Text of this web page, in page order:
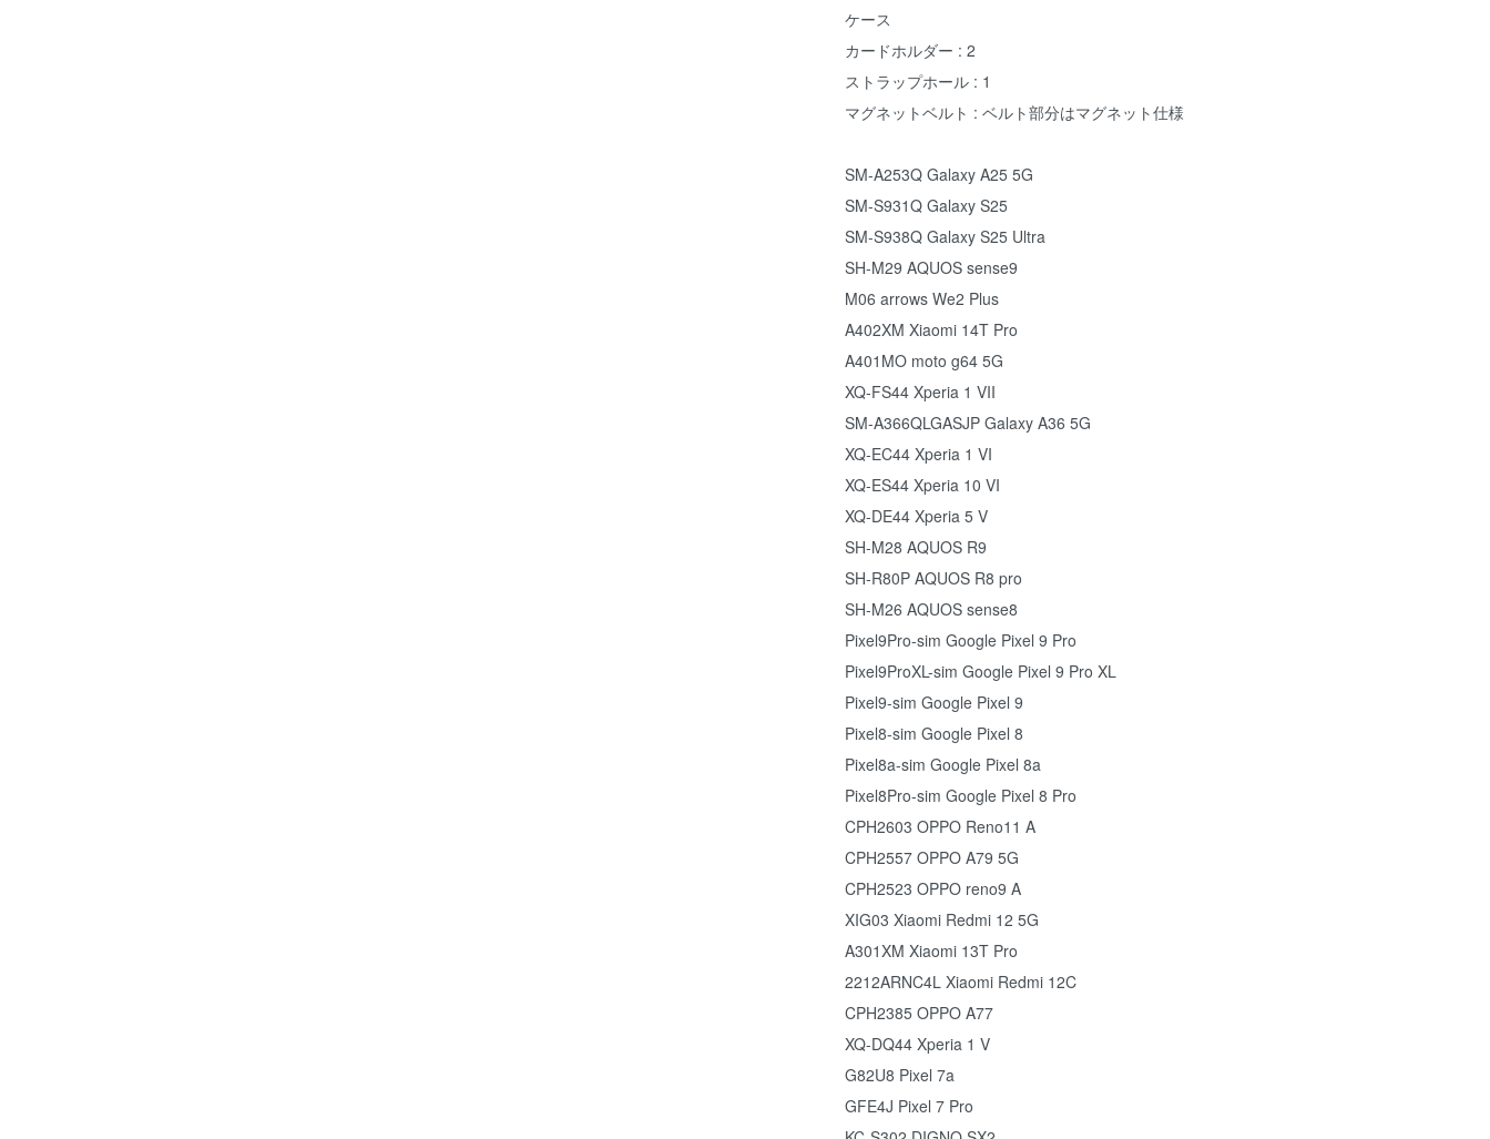
ケース
カードホルダー : 2
ストラップホール : 1
マグネットベルト : ベルト部分はマグネット仕様
SM-A253Q Galaxy A25 5G
SM-S931Q Galaxy S25
SM-S938Q Galaxy S25 Ultra
SH-M29 AQUOS sense9
M06 arrows We2 Plus
A402XM Xiaomi 14T Pro
A401MO moto g64 5G
XQ-FS44 Xperia 1 VII
SM-A366QLGASJP Galaxy A36 5G
XQ-EC44 Xperia 1 VI
XQ-ES44 Xperia 10 VI
XQ-DE44 Xperia 5 V
SH-M28 AQUOS R9
SH-R80P AQUOS R8 pro
SH-M26 AQUOS sense8
Pixel9Pro-sim Google Pixel 9 Pro
Pixel9ProXL-sim Google Pixel 9 Pro XL
Pixel9-sim Google Pixel 9
Pixel8-sim Google Pixel 8
Pixel8a-sim Google Pixel 8a
Pixel8Pro-sim Google Pixel 8 Pro
CPH2603 OPPO Reno11 A
CPH2557 OPPO A79 5G
CPH2523 OPPO reno9 A
XIG03 Xiaomi Redmi 12 5G
A301XM Xiaomi 13T Pro
2212ARNC4L Xiaomi Redmi 12C
CPH2385 OPPO A77
XQ-DQ44 Xperia 1 V
G82U8 Pixel 7a
GFE4J Pixel 7 Pro